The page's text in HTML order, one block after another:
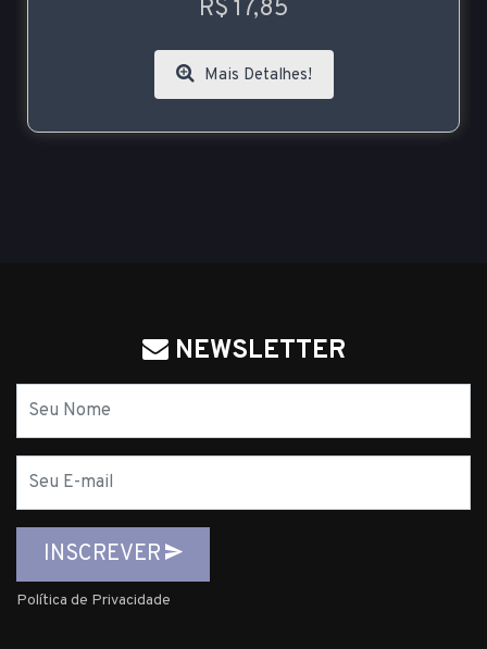
R$ 17,85
Mais Detalhes!
NEWSLETTER
mail
INSCREVER
Política de Privacidade